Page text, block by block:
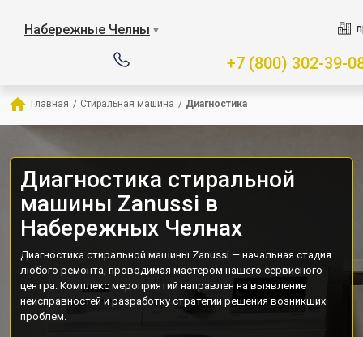
Набережные Челны ▼
+7 (800) 302-39-
Главная / Стиральная машина / Диагностика
Диагностика стиральной
машины Zanussi в
Набережных Челнах
Диагностика стиральной машины Zanussi — начальная стадия
любого ремонта, проводимая мастером нашего сервисного
центра. Комплекс мероприятий направлен на выявление
неисправностей и разработку стратегии решения возникших
проблем.